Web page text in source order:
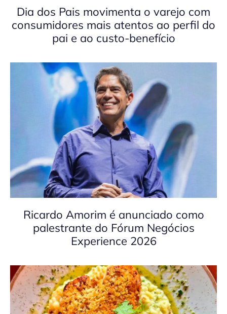
Dia dos Pais movimenta o varejo com
consumidores mais atentos ao perfil do
pai e ao custo-benefício
Ricardo Amorim é anunciado como
palestrante do Fórum Negócios
Experience 2026